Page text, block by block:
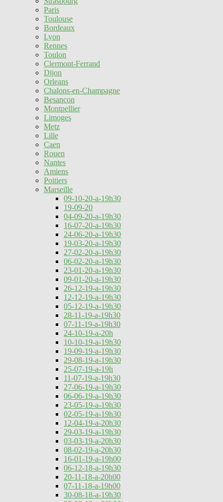
Paris
Toulouse
Bordeaux
Lyon
Rennes
Toulon
Clermont-Ferrand
Dijon
Orleans
Chalons-en-Champagne
Besancon
Montpellier
Limoges
Metz
Lille
Caen
Rouen
Nantes
Amiens
Poitiers
Marseille
09-10-20-a-19h30
19-09-20
04-09-20-a-19h30
16-07-20-a-19h30
24-06-20-a-19h30
19-03-20-a-19h30
27-02-20-a-19h30
06-02-20-a-19h30
23-01-20-a-19h30
09-01-20-a-19h30
26-12-19-a-19h30
12-12-19-a-19h30
05-12-19-a-19h30
28-11-19-a-19h30
07-11-19-a-19h30
24-10-19-a-20h
10-10-19-a-19h30
19-09-19-a-19h30
29-08-19-a-19h30
25-07-19-a-19h
11-07-19-a-19h30
27-06-19-a-19h30
06-06-19-a-19h30
23-05-19-a-19h30
02-05-19-a-19h30
12-04-19-a-20h30
29-03-19-a-19h30
03-03-19-a-20h30
08-02-19-a-20h30
16-01-19-a-19h00
06-12-18-a-19h30
20-11-18-a-20h00
07-11-18-a-19h00
30-08-18-a-19h30